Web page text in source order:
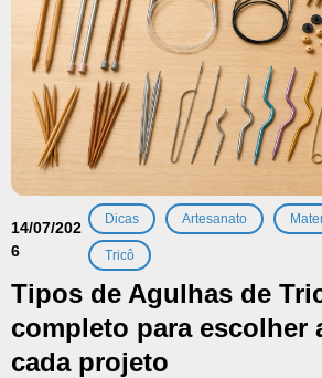
14/07/202
6
Dicas Artesanato
Tricô
Tipos de Agulhas de
completo para escolher
cada projeto